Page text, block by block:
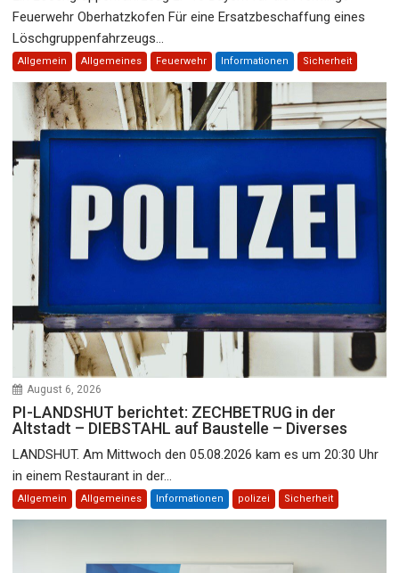
Feuerwehr Oberhatzkofen Für eine Ersatzbeschaffung eines
Löschgruppenfahrzeugs...
Allgemein Allgemeines Feuerwehr Informationen Sicherheit
August 6, 2026
PI-LANDSHUT berichtet: ZECHBETRUG in der
Altstadt – DIEBSTAHL auf Baustelle – Diverses
LANDSHUT. Am Mittwoch den 05.08.2026 kam es um 20:30 Uhr
in einem Restaurant in der...
Allgemein Allgemeines Informationen polizei Sicherheit